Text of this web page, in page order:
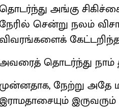
அங்கு
சென்று நலம்
விவரங்களைக்
தொடர்ந்து நாம்
முன்னதாக, நேற்று அதே